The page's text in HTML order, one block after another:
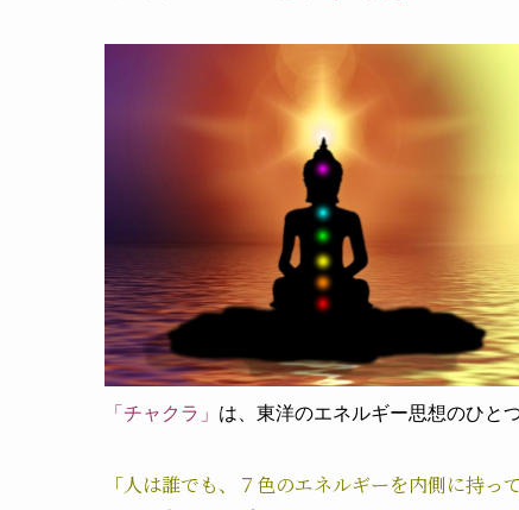
「チャクラ」 は、東洋のエネルギー思想のひとつ
「人は誰でも、７色のエネルギーを内側に持っ